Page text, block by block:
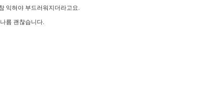
익혀야 부드러워지더라고요.
름 괜찮습니다.